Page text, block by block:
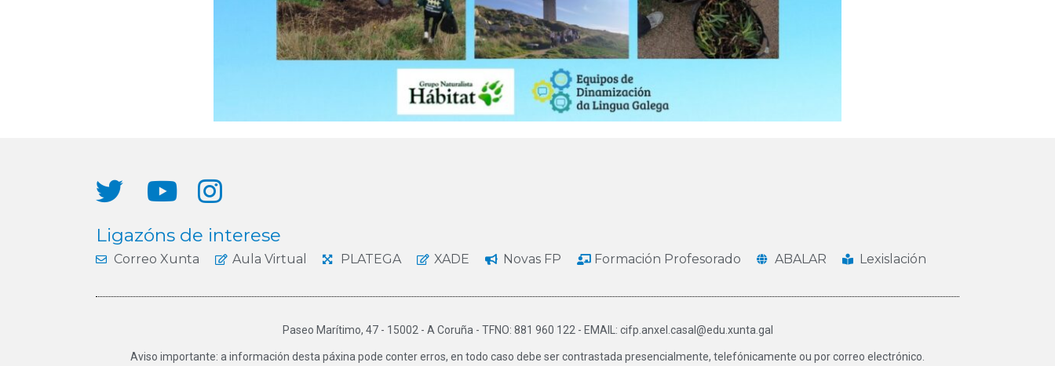
Ligazóns de interese
Correo Xunta Aula Virtual PLATEGA XADE Novas FP Formación Profesorado ABALAR Lexislación
Paseo Marítimo, 47 - 15002 - A Coruña - TFNO: 881 960 122 - EMAIL: cifp.anxel.casal@edu.xunta.gal
Aviso importante: a información desta páxina pode conter erros, en todo caso debe ser contrastada presencialmente, telefónicamente ou por correo electrónico.